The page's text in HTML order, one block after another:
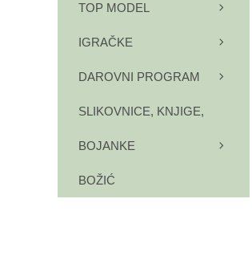
TOP MODEL
IGRAČKE
DAROVNI PROGRAM
SLIKOVNICE, KNJIGE,
BOJANKE
BOŽIĆ